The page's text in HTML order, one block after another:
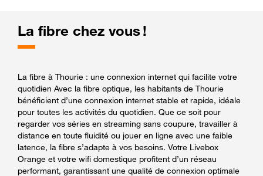
La fibre chez vous !
La fibre à Thourie : une connexion internet qui facilite votre
quotidien Avec la fibre optique, les habitants de Thourie
bénéficient d’une connexion internet stable et rapide, idéale
pour toutes les activités du quotidien. Que ce soit pour
regarder vos séries en streaming sans coupure, travailler à
distance en toute fluidité ou jouer en ligne avec une faible
latence, la fibre s’adapte à vos besoins. Votre Livebox
Orange et votre wifi domestique profitent d’un réseau
performant, garantissant une qualité de connexion optimale